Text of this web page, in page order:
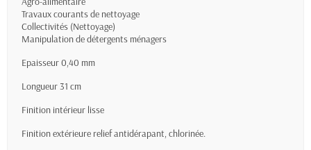
Travaux courants de nettoyage
Collectivités (Nettoyage)
Manipulation de détergents ménagers
Epaisseur 0,40 mm
Longueur 31 cm
Finition intérieur lisse
Finition extérieure relief antidérapant, chlorinée.